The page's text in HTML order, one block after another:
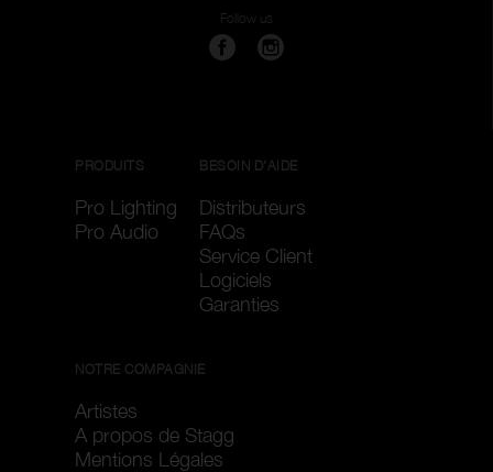
Follow us
PRODUITS
Pro Lighting
Pro Audio
BESOIN D'AIDE
Distributeurs
FAQs
Service Client
Logiciels
Garanties
NOTRE COMPAGNIE
Artistes
A propos de Stagg
Mentions Légales